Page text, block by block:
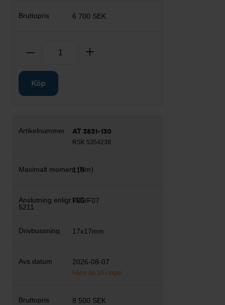
6 700 SEK
Ta bort
Köp
AT 3831-130
RSK 5354238
118
F05/F07
17x17mm
2026-08-07
Färre än 10 i lager
8 500 SEK